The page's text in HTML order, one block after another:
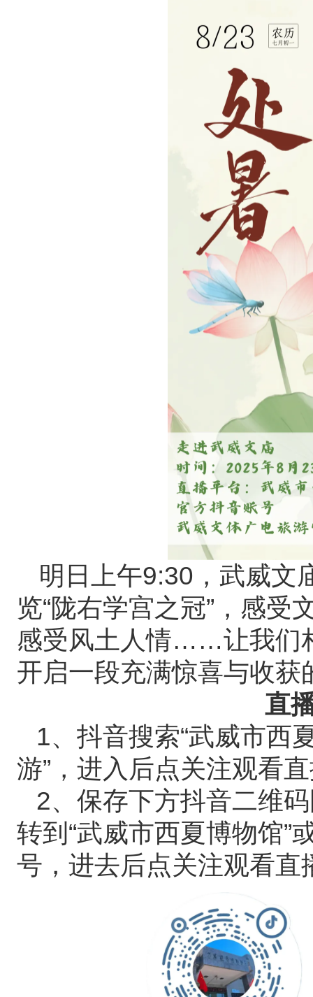
明日上午9:30，武威文
览“陇右学宫之冠”，感受
感受风土人情……让我们
开启一段充满惊喜与收获
直
1、抖音搜索“武威市西
游”，进入后点关注观看
2、保存下方抖音二维
转到“武威市西夏博物馆”
号，进去后点关注观看直